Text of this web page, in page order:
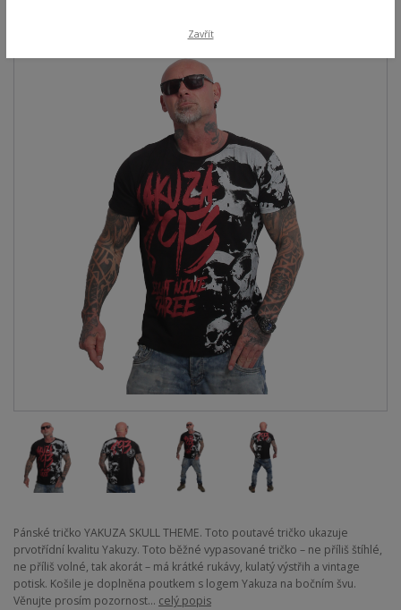
Pánské tričko YAKUZA SKULL THEME. Toto poutavé tričko ukazuje
prvotřídní kvalitu Yakuzy. Toto běžné vypasované tričko – ne příliš štíhlé,
ne příliš volné, tak akorát – má krátké rukávy, kulatý výstřih a vintage
potisk. Košile je doplněna poutkem s logem Yakuza na bočním švu.
Věnujte prosím pozornost... celý popis
Zavřít